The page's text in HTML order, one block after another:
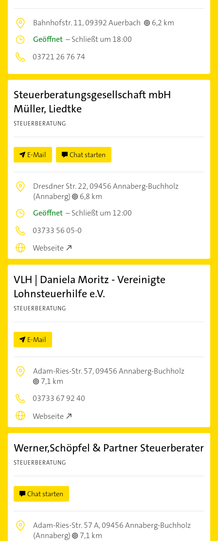
Bahnhofstr. 11,09392 Auerbach
6,2 km
Geöffnet –Schließt um 18:00
03721 26 76 74
Steuerberatungsgesellschaft mbH
Müller, Liedtke
STEUERBERATUNG
E-Mail Chat starten
Dresdner Str. 22,09456 Annaberg-Buchholz
(Annaberg)
6,8 km
Geöffnet –Schließt um 12:00
03733 56 05-0
Webseite
VLH | Daniela Moritz - Vereinigte
Lohnsteuerhilfe e.V.
STEUERBERATUNG
E-Mail
Adam-Ries-Str. 57,09456 Annaberg-Buchholz
7,1 km
03733 67 92 40
Webseite
Werner,Schöpfel & Partner Steuerberater
STEUERBERATUNG
Chat starten
Adam-Ries-Str. 57 A,09456 Annaberg-Buchholz
(Annaberg)
7,1 km